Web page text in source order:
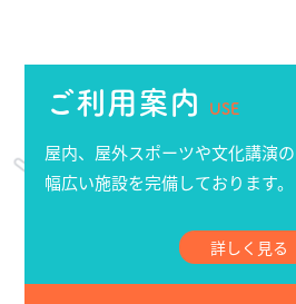
ご利用案内 USE
屋内、屋外スポーツや文化講演の
幅広い施設を完備しております。
詳しく見る